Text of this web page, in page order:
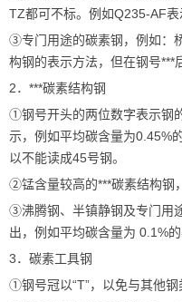
TZ都可不标。例如Q235-AF表
③专门用途的碳素钢，例如：
构钢的表示方法，但在钢号***
2．***碳素结构钢
①钢号开头的两位数字表示钢
示，例如平均碳含量为0.45%
以不能读成45号钢。
②锰含量较高的***碳素结构钢
③沸腾钢、半镇静钢及专门用
出，例如平均碳含量为 0.1%
3．碳素工具钢
①钢号冠以“T”，以免与其他钢